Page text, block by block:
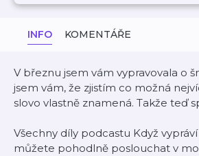
INFO KOMENTÁŘE
V březnu jsem vám vypravovala o
jsem vám, že zjistím co možná
slovo vlastně znamená. Takže teď
Všechny díly podcastu Když
můžete pohodlně poslouchat v